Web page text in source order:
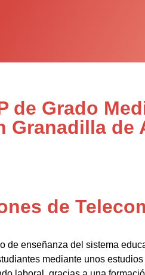
de Grado
Granadilla de
de
de enseñanza del sistema
mediante unos